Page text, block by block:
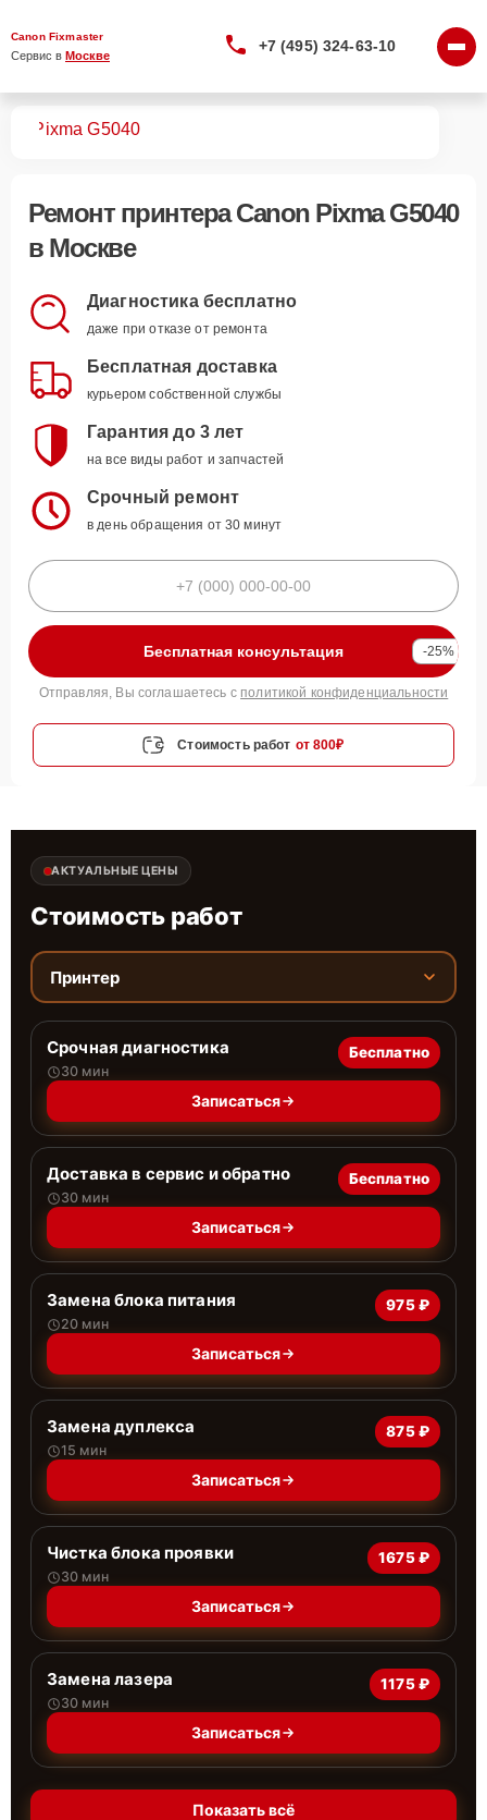
Canon Fixmaster
Сервис в Москве
+7 (495) 324-63-10
Pixma G5040
Ремонт принтера Canon Pixma G5040
в Москве
Диагностика бесплатно
даже при отказе от ремонта
Бесплатная доставка
курьером собственной службы
Гарантия до 3 лет
на все виды работ и запчастей
Срочный ремонт
в день обращения от 30 минут
Бесплатная консультация -25%
Отправляя, Вы соглашаетесь с политикой конфиденциальности
Стоимость работ от 800₽
АКТУАЛЬНЫЕ ЦЕНЫ
Стоимость работ
Принтер
Срочная диагностика
30 мин
Бесплатно
Записаться
Доставка в сервис и обратно
30 мин
Бесплатно
Записаться
Замена блока питания
20 мин
975 ₽
Записаться
Замена дуплекса
15 мин
875 ₽
Записаться
Чистка блока проявки
30 мин
1675 ₽
Записаться
Замена лазера
30 мин
1175 ₽
Записаться
Показать всё